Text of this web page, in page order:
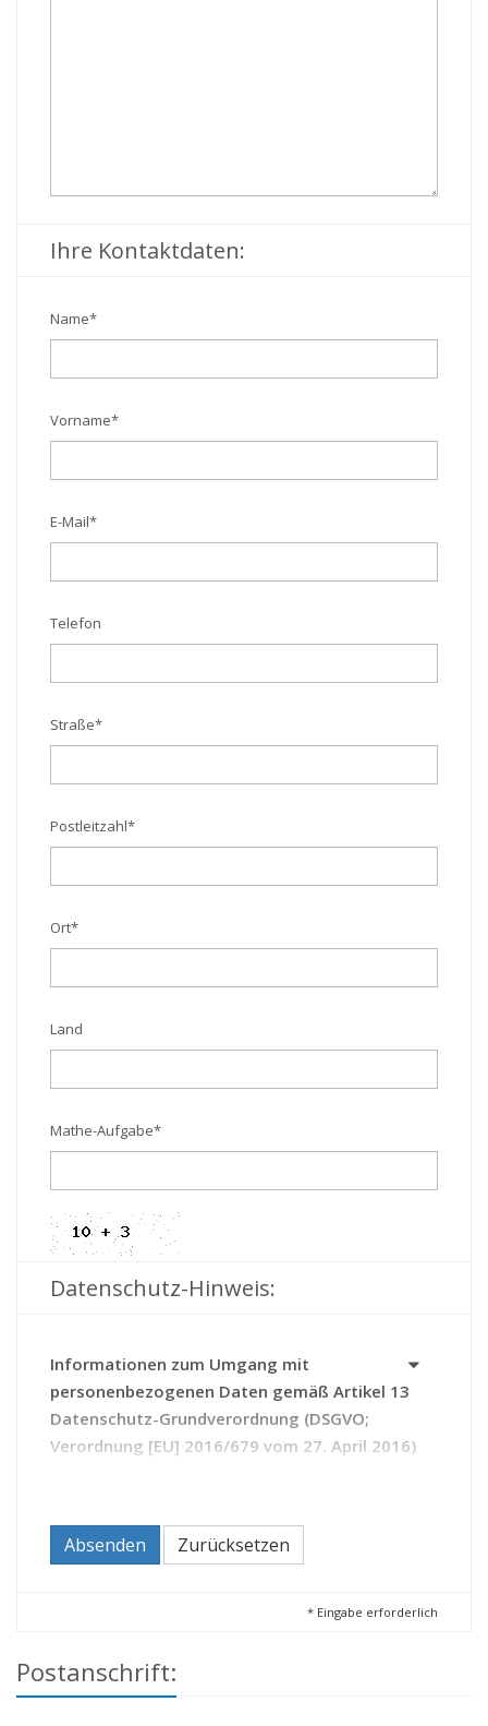
Ihre Kontaktdaten:
Name*
Vorname*
E-Mail*
Telefon
Straße*
Postleitzahl*
Ort*
Land
Mathe-Aufgabe*
Datenschutz-Hinweis:
Informationen zum Umgang mit
personenbezogenen Daten gemäß Artikel 13
Datenschutz-Grundverordnung (DSGVO;
Verordnung [EU] 2016/679 vom 27. April 2016)
von Archivgut (Thüringer Archivgesetz - ThürArchivG).
Durch die Kontaktaufnahme mit dem Archiv erteilen Sie
jederzeit zu widerrufen (Artikel 21 DSGVO);
Absenden Zurücksetzen
* Eingabe erforderlich
Postanschrift: